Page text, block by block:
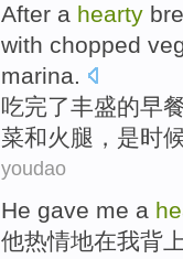
After a hearty
with chopped
marina.
吃完了丰盛的早
菜和火腿 ， 是时
youdao
He gave me a
他热情地在我背